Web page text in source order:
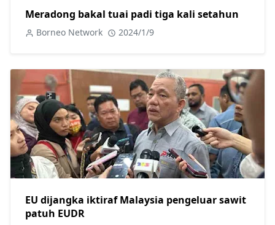
Meradong bakal tuai padi tiga kali setahun
Borneo Network 2024/1/9
EU dijangka iktiraf Malaysia pengeluar sawit
patuh EUDR